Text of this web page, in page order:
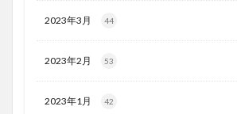
2023年3月 44
2023年2月 53
2023年1月 42